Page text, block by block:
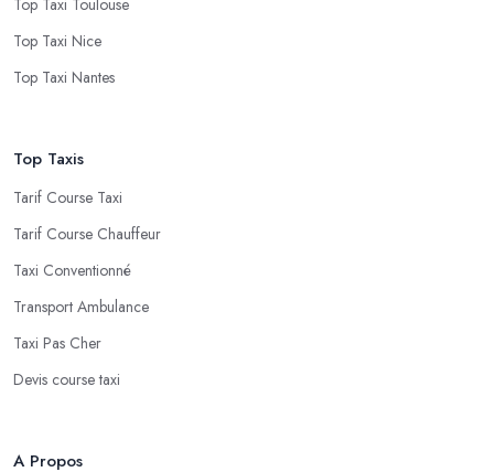
Top Taxi Nice
Top Taxi Nantes
Top Taxis
Tarif Course Taxi
Tarif Course Chauffeur
Taxi Conventionné
Transport Ambulance
Taxi Pas Cher
Devis course taxi
A Propos